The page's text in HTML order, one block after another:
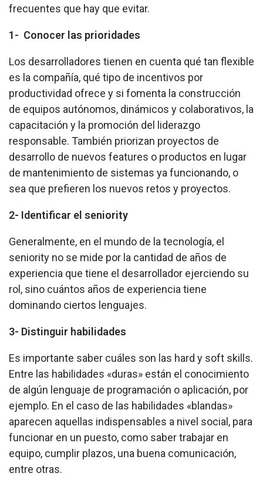
frecuentes que hay que evitar.
1- Conocer las prioridades
Los desarrolladores tienen en cuenta qué tan flexible
es la compañía, qué tipo de incentivos por
productividad ofrece y si fomenta la construcción
de equipos autónomos, dinámicos y colaborativos, la
capacitación y la promoción del liderazgo
responsable. También priorizan proyectos de
desarrollo de nuevos features o productos en lugar
de mantenimiento de sistemas ya funcionando, o
sea que prefieren los nuevos retos y proyectos.
2- Identificar el seniority
Generalmente, en el mundo de la tecnología, el
seniority no se mide por la cantidad de años de
experiencia que tiene el desarrollador ejerciendo su
rol, sino cuántos años de experiencia tiene
dominando ciertos lenguajes.
3- Distinguir habilidades
Es importante saber cuáles son las hard y soft skills.
Entre las habilidades «duras» están el conocimiento
de algún lenguaje de programación o aplicación, por
ejemplo. En el caso de las habilidades «blandas»
aparecen aquellas indispensables a nivel social, para
funcionar en un puesto, como saber trabajar en
equipo, cumplir plazos, una buena comunicación,
entre otras.